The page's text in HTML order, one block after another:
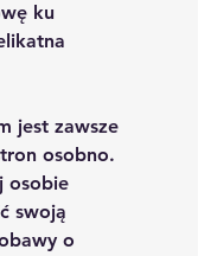
ku
jest zawsze
osobno.
osobie
swoją
o